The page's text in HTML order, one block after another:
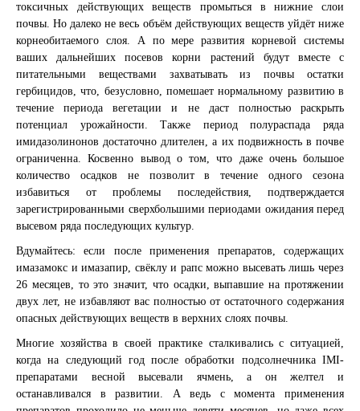
токсичных действующих веществ промыться в нижние слои
почвы. Но далеко не весь объём действующих веществ уйдёт ниже
корнеобитаемого слоя. А по мере развития корневой системы
ваших дальнейших посевов корни растений будут вместе с
питательными веществами захватывать из почвы остатки
гербицидов, что, безусловно, помешает нормальному развитию в
течение периода вегетации и не даст полностью раскрыть
потенциал урожайности. Также период полураспада ряда
имидазолинонов достаточно длителен, а их подвижность в почве
ограниченна. Косвенно вывод о том, что даже очень большое
количество осадков не позволит в течение одного сезона
избавиться от проблемы последействия, подтверждается
зарегистрированными сверхбольшими периодами ожидания перед
высевом ряда последующих культур.
Вдумайтесь: если после применения препаратов, содержащих
имазамокс и имазапир, свёклу и рапс можно высевать лишь через
26 месяцев, то это значит, что осадки, выпавшие на протяжении
двух лет, не избавляют вас полностью от остаточного содержания
опасных действующих веществ в верхних слоях почвы.
Многие хозяйства в своей практике сталкивались с ситуацией,
когда на следующий год после обработки подсолнечника IMI-
препаратами весной высевали ячмень, а он желтел и
останавливался в развитии. А ведь с момента применения
Подать заявку на вакансию.
Позвоните на номер 8 800 550 77 00 или оставьте свой номер телефона
и мы перезвоним вам в ближайшее время
Заказать продукцию
Позвоните на номер 8 800 550 77 00 или оставьте свой номер телефона
и мы перезвоним вам в ближайшее время
Связаться с нами
Позвоните на номер 8 800 550 77 00 или оставьте свой номер телефона
и мы перезвоним вам в ближайшее время
Агросопровождение и консультация
агронома
Позвоните на номер 8 800 550 77 00 или оставьте свой номер телефона
и мы перезвоним вам в ближайшее время
Консультация Президента Союза
Получить коммерческое
предложение
Позвоните на номер 8 800 550 77 00 или оставьте свой номер телефона
Заявка на агросопровождение
Позвоните на номер 8 800 550 77 00 или оставьте свой номер телефона
и мы перезвоним вам в ближайшее время
Получить консультацию
Позвоните на номер 8 800 550 77 00 или оставьте свой номер телефона
и мы перезвоним вам в ближайшее время
Заказать семена
Позвоните на номер 8-928-105-85-24 или оставьте свой номер
телефона и мы перезвоним вам в ближайшее время
После заполнения формы Вам